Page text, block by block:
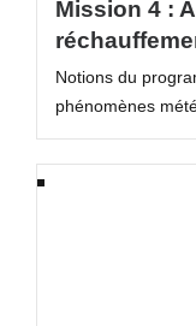
Mission 4 :
Notions du
phénomènes